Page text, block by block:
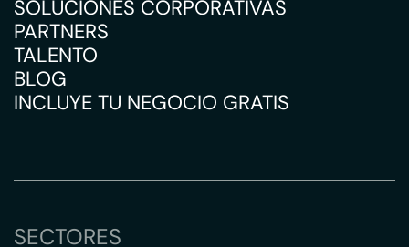
SOLUCIONES CORPORATIVAS
PARTNERS
TALENTO
BLOG
INCLUYE TU NEGOCIO GRATIS
SECTORES